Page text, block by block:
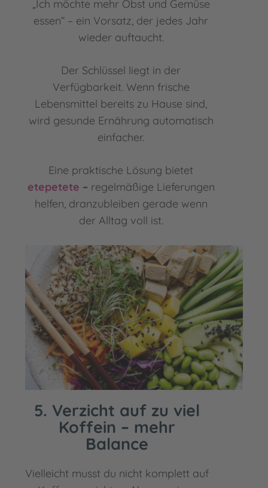
„Ich möchte mehr Obst und Gemüse
essen“ – ein Vorsatz, der jedes Jahr
wieder auftaucht.
Der Schlüssel liegt in der
Verfügbarkeit. Wenn frische
Lebensmittel bereits zu Hause sind,
wird gesunde Ernährung automatisch
einfacher.
Eine praktische Lösung bietet
etepetete – regelmäßige Lieferungen
helfen, dranzubleiben gerade wenn
der Alltag voll ist.
5. Verzicht auf zu viel
Koffein – mehr
Balance
Vielleicht musst du nicht komplett auf